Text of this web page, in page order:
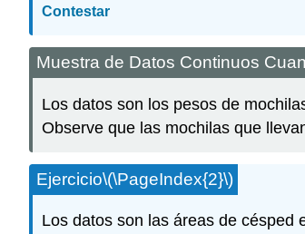
Contestar
Muestra de Datos Continuos
Los datos son los pesos de
Observe que las mochilas que
Ejercicio\(\PageIndex{2}\)
Los datos son las áreas de césped